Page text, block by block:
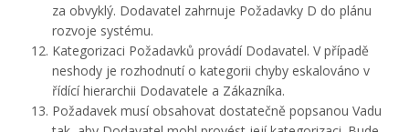
za obvyklý. Dodavatel zahrnuje Požadavky D do plánu
rozvoje systému.
Kategorizaci Požadavků provádí Dodavatel. V případě
neshody je rozhodnutí o kategorii chyby eskalováno v
řídící hierarchii Dodavatele a Zákazníka.
Požadavek musí obsahovat dostatečně popsanou Vadu